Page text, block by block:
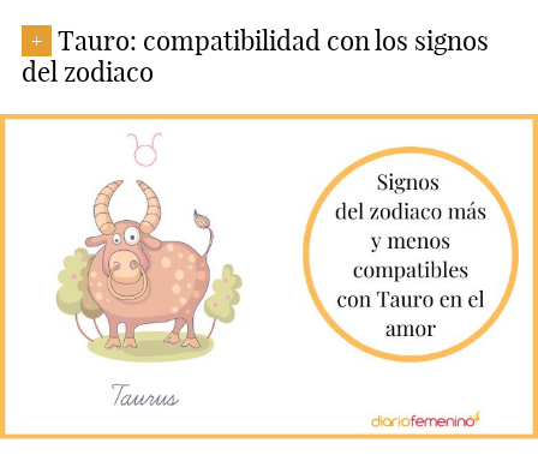
+
Tauro: compatibilidad con los signos
del zodiaco